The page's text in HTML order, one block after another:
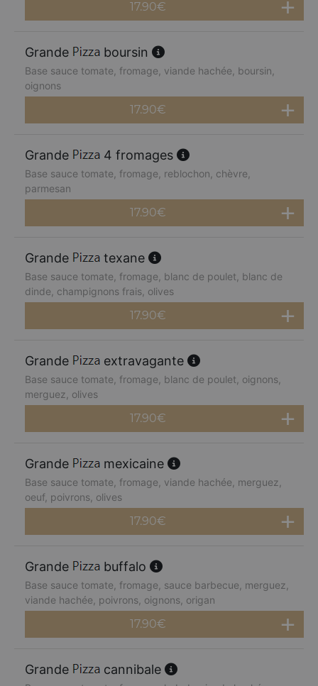
17.90€
Grande boursin
Base sauce tomate, fromage, viande hachée, boursin,
oignons
17.90€
Grande 4 fromages
Base sauce tomate, fromage, reblochon, chèvre,
parmesan
17.90€
Grande texane
Base sauce tomate, fromage, blanc de poulet, blanc de
dinde, champignons frais, olives
17.90€
Grande extravagante
Base sauce tomate, fromage, blanc de poulet, oignons,
merguez, olives
17.90€
Grande mexicaine
Base sauce tomate, fromage, viande hachée, merguez,
oeuf, poivrons, olives
17.90€
Grande buffalo
Base sauce tomate, fromage, sauce barbecue, merguez,
viande hachée, poivrons, oignons, origan
17.90€
Grande cannibale